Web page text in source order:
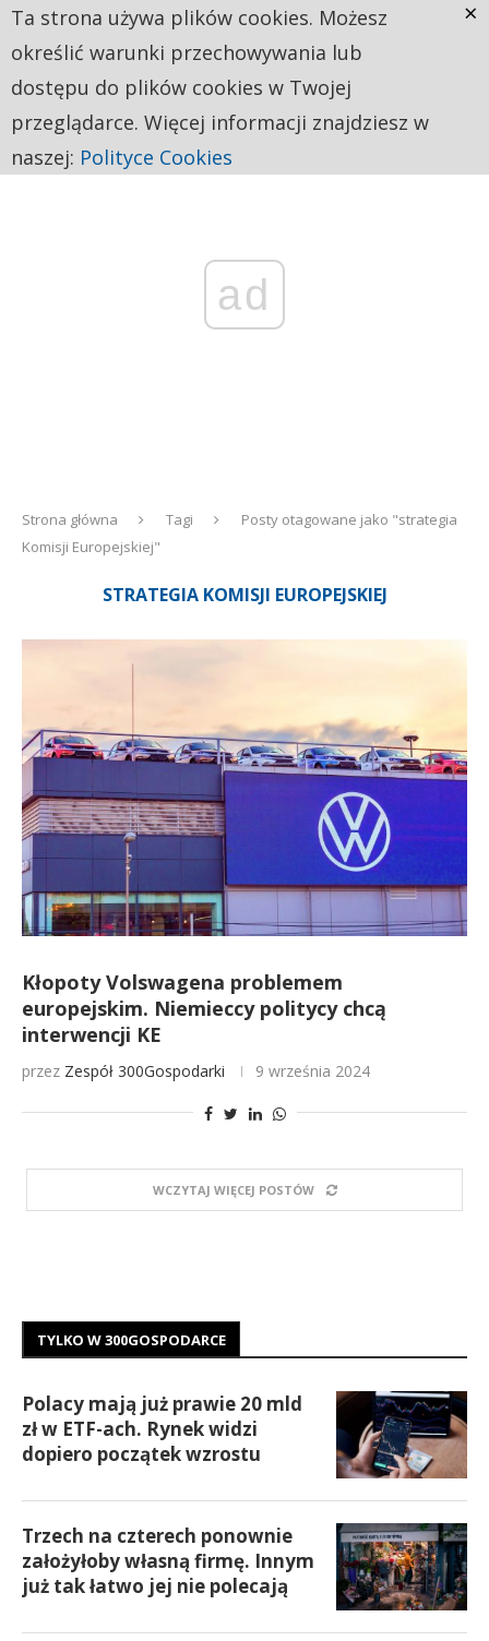
ad
Strona główna Tagi
Posty otagowane jako "strategia
Komisji Europejskiej"
STRATEGIA KOMISJI EUROPEJSKIEJ
Kłopoty Volswagena problemem
europejskim. Niemieccy politycy chcą
interwencji KE
przez Zespół 300Gospodarki 9 września 2024
WCZYTAJ WIĘCEJ POSTÓW
TYLKO W 300GOSPODARCE
Polacy mają już prawie 20 mld
zł w ETF-ach. Rynek widzi
dopiero początek wzrostu
Trzech na czterech ponownie
założyłoby własną firmę. Innym
już tak łatwo jej nie polecają
Ta strona używa plików cookies. Możesz
określić warunki przechowywania lub
dostępu do plików cookies w Twojej
przeglądarce. Więcej informacji znajdziesz w
naszej: Polityce Cookies
×